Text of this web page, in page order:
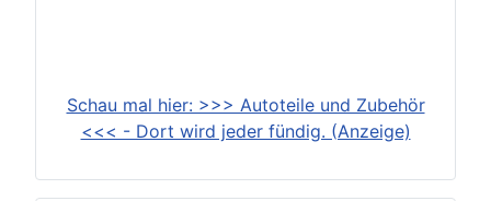
Schau mal hier: >>> Autoteile und Zubehör
<<< - Dort wird jeder fündig. (Anzeige)